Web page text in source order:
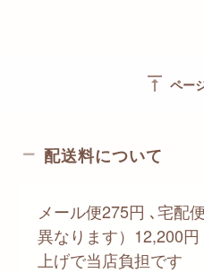
vertical_align_top ペー
配送料について
メール便275円 ､宅配
異なります）12,200
上げで当店負担です